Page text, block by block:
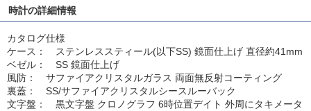
時計の詳細情報
カタログ仕様
ケース： ステンレススティール(以下SS) 鏡面仕上げ 直径約41mm
ベゼル： SS 鏡面仕上げ
風防： サファイアクリスタルガラス 両面無反射コーティング
裏蓋： SS/サファイアクリスタルシースルーバック
文字盤： 黒文字盤 クロノグラフ 6時位置デイト 外周にタキメータ